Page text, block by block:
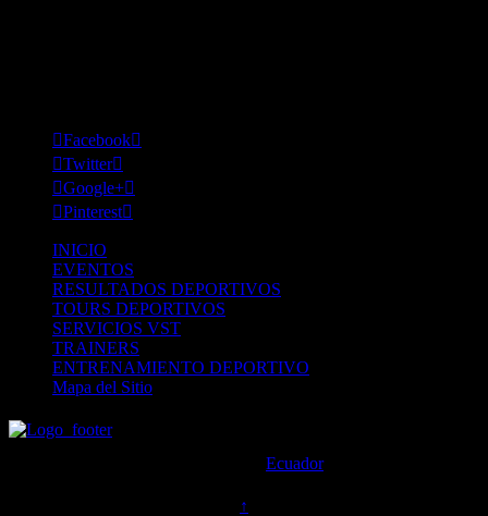
Facebook
Twitter
Google+
Pinterest
INICIO
EVENTOS
RESULTADOS DEPORTIVOS
TOURS DEPORTIVOS
SERVICIOS VST
TRAINERS
ENTRENAMIENTO DEPORTIVO
Mapa del Sitio
© Copyright2026 - VST Ecuador | VST Cronos | Todos los
Ecuador
↑